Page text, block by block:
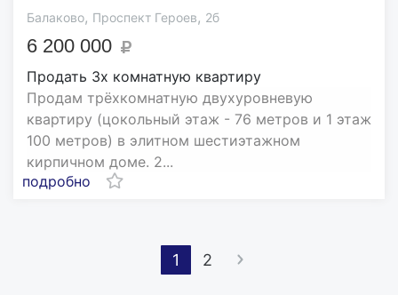
Балаково, Проспект Героев, 2б
6 200 000
Продать 3х комнатную квартиру
Продам трёхкомнатную двухуровневую
квартиру (цокольный этаж - 76 метров и 1 этаж
100 метров) в элитном шестиэтажном
кирпичном доме. 2...
подробно
1 2